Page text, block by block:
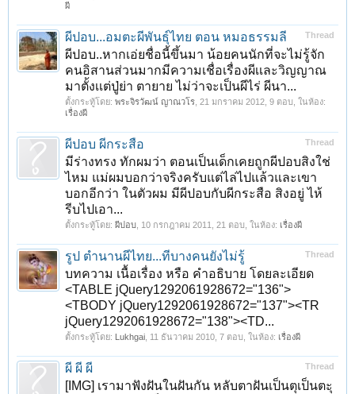
ผี
Thread
ผีปอบ...อมตะผีพันธุ์ไทย ตอน หมอธรรมลี
ผีปอบ..หากเอ่ยชื่อนี้ขึ้นมา น้อยคนนักที่จะไม่รู้จัก
คนอิสานส่วนมากมีความเชื่อเรื่องผีเเละวิญญาณ
มาตั้งเเต่ปู่ย่า ตายาย ไม่ว่าจะเป็นผีไร่ ผีนา...
ตั้งกระทู้โดย: พระจิรวัฒน์ ญาณวโร 21 มกราคม 2012 , 9 ตอบ, ในห้อง:
เรื่องผี
Thread
ผีปอบ ผีกระสือ
มีร่างทรง ทักผมว่า ตอนเป็นเด็กเคยถูกผีปอบสิงใช่
ไหม แม่ผมบอกว่าจริงครับแต่ไล่ไปแล้วและเขา
บอกอีกว่า ในตัวผม มีผีปอบกับผีกระสือ สิงอยู่ ไห้
รีบไปเอา...
ตั้งกระทู้โดย: ผีปอบ 10 กรกฎาคม 2011 , 21 ตอบ, ในห้อง: เรื่องผี
Thread
รูป ตำนานผีไทย...ทีบางคนยังไม่รู้
บทความ เนื้อเรื่อง หรือ คำอธิบาย โดยละเอียด
<TABLE jQuery1292061928672="136">
<TBODY jQuery1292061928672="137"><TR
jQuery1292061928672="138"><TD...
ตั้งกระทู้โดย: Lukhgai 11 ธันวาคม 2010 , 7 ตอบ, ในห้อง: เรื่องผี
Thread
ผี ผี ผี
[IMG] เรามาฟังฝันในฝันกัน หลับตาฝันเป็นตุเป็นตะุ